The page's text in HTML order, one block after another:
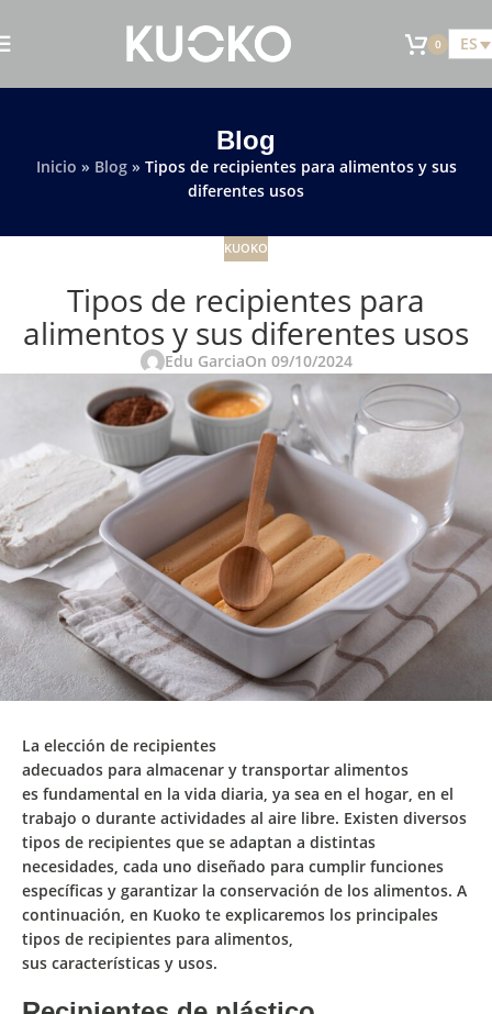
0 ES
Blog
Inicio » Blog» Tipos de recipientes para alimentos y sus
diferentes usos
KUOKO
Tipos de recipientes para
alimentos y sus diferentes usos
Edu GarciaOn 09/10/2024
La elección de recipientes
adecuados para almacenar y transportar alimentos
es fundamental en la vida diaria, ya sea en el hogar, en el
trabajo o durante actividades al aire libre. Existen diversos
tipos de recipientes que se adaptan a distintas
necesidades, cada uno diseñado para cumplir funciones
específicas y garantizar la conservación de los alimentos. A
continuación, en Kuoko te explicaremos los principales
tipos de recipientes para alimentos,
sus características y usos.